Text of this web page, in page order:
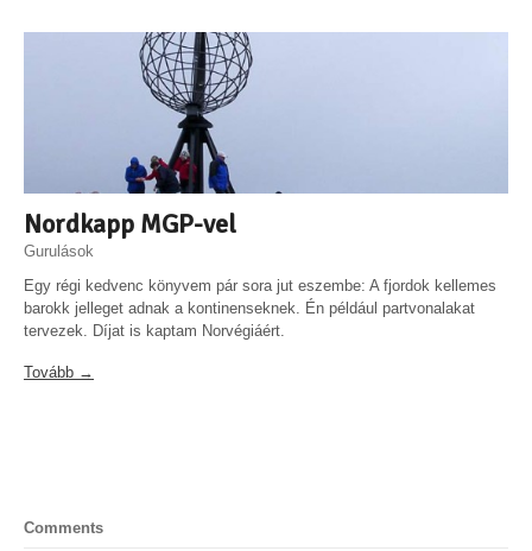
Nordkapp MGP-vel
Gurulások
Egy régi kedvenc könyvem pár sora jut eszembe: A fjordok kellemes
barokk jelleget adnak a kontinenseknek. Én például partvonalakat
tervezek. Díjat is kaptam Norvégiáért.
Tovább →
Comments